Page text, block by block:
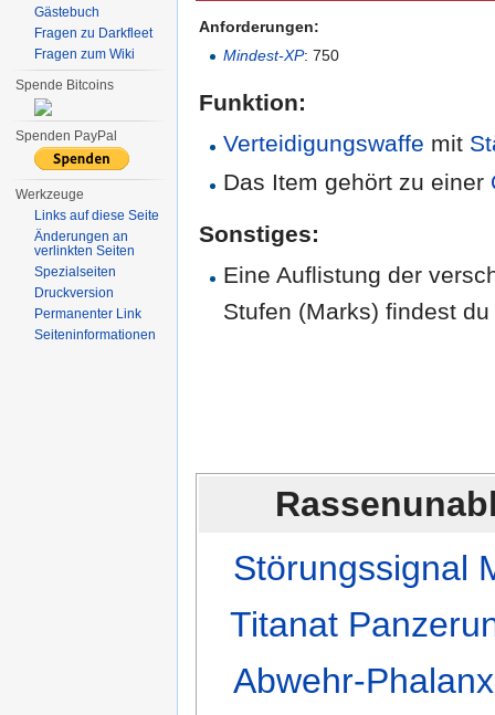
Anforderungen:
Mindest-XP: 750
Funktion:
Verteidigungswaffe mit
Das Item gehört zu einer
Sonstiges:
Eine Auflistung der
Stufen (Marks) findest
Störungssignal
Titanat
Abwehr-
Gästebuch
Fragen zu Darkfleet
Fragen zum Wiki
Spende Bitcoins
Spenden PayPal
Werkzeuge
Links auf diese Seite
Änderungen an
verlinkten Seiten
Spezialseiten
Druckversion
Permanenter Link
Seiten­informationen